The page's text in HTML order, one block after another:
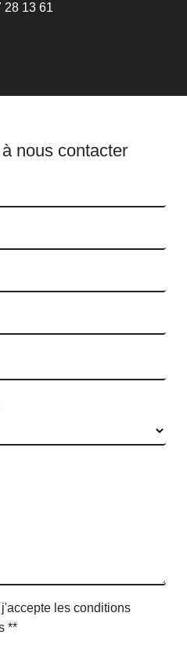
28 13 61
nous contacter
les conditions
**